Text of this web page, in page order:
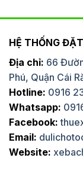
HỆ THỐNG
Địa chỉ: 66
Phú, Quận Cái
Hotline: 0916
Whatsapp:
Facebook:
Email:
Website: